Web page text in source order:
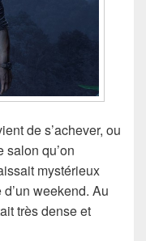
de s’achever, ou
salon qu’on
mystérieux
weekend. Au
très dense et
de la PlayStation